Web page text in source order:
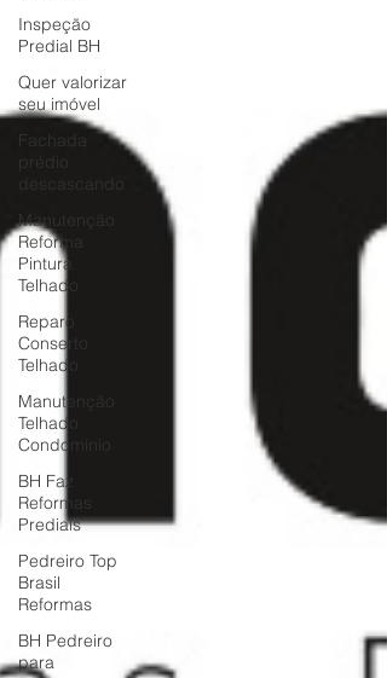
Inspeção
Predial BH
Quer valorizar
seu imóvel
Fachada
prédio
descascando
Manutenção
Reforma
Pintura
Telhado
Reparo
Conserto
Telhado
Manutenção
Telhado
Condomínio
BH Faz
Reformas
Prediais
Pedreiro Top
Brasil
Reformas
BH Pedreiro
para